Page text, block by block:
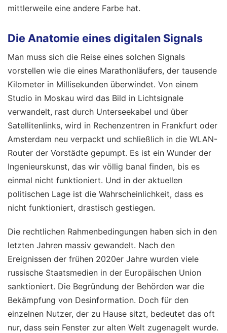
mittlerweile eine andere Farbe hat.
Die Anatomie eines digitalen Signals
Man muss sich die Reise eines solchen Signals
vorstellen wie die eines Marathonläufers, der tausende
Kilometer in Millisekunden überwindet. Von einem
Studio in Moskau wird das Bild in Lichtsignale
verwandelt, rast durch Unterseekabel und über
Satellitenlinks, wird in Rechenzentren in Frankfurt oder
Amsterdam neu verpackt und schließlich in die WLAN-
Router der Vorstädte gepumpt. Es ist ein Wunder der
Ingenieurskunst, das wir völlig banal finden, bis es
einmal nicht funktioniert. Und in der aktuellen
politischen Lage ist die Wahrscheinlichkeit, dass es
nicht funktioniert, drastisch gestiegen.
Die rechtlichen Rahmenbedingungen haben sich in den
letzten Jahren massiv gewandelt. Nach den
Ereignissen der frühen 2020er Jahre wurden viele
russische Staatsmedien in der Europäischen Union
sanktioniert. Die Begründung der Behörden war die
Bekämpfung von Desinformation. Doch für den
einzelnen Nutzer, der zu Hause sitzt, bedeutet das oft
nur, dass sein Fenster zur alten Welt zugenagelt wurde.